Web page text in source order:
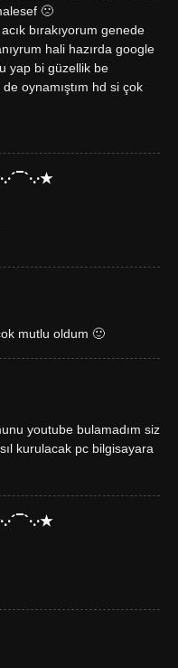
🙁
bırakıyorum genede
hali hazırda google
yap bi güzellik be
oynamıştım hd si çok
mutlu oldum 🙂
youtube bulamadım siz
kurulacak pc bilgisayara